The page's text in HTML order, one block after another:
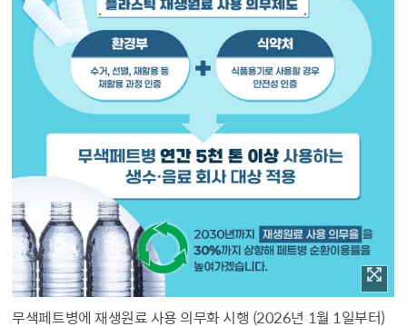
무색페트병에 재생원료 사용 의무화 시행 (2026년 1월 1일부터)